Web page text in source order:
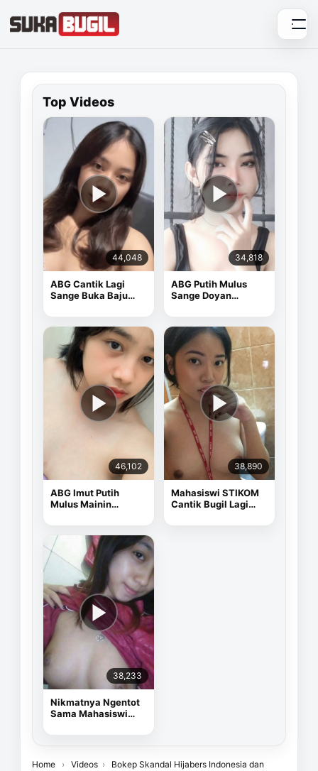
to
Top Videos
44,048
ABG Cantik Lagi
Sange Buka Baju
34,818
ABG Putih Mulus
Sange Doyan
46,102
ABG Imut Putih
Mulus Mainin
38,890
Mahasiswi STIKOM
Cantik Bugil Lagi
38,233
Nikmatnya Ngentot
Sama Mahasiswi
Home › Videos ›
Bokep Skandal Hijabers Indonesia dan